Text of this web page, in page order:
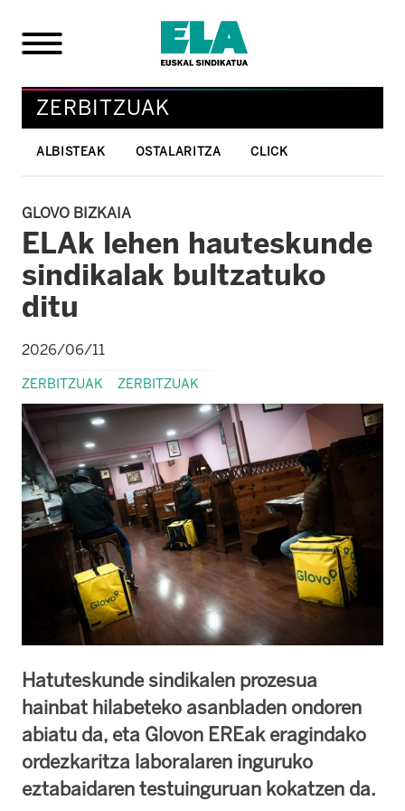
ZERBITZUAK
ALBISTEAK OSTALARITZA CLICK
GLOVO BIZKAIA
ELAk lehen hauteskunde
sindikalak bultzatuko
ditu
2026/06/11
ZERBITZUAK ZERBITZUAK
Hatuteskunde sindikalen prozesua
hainbat hilabeteko asanbladen ondoren
abiatu da, eta Glovon EREak eragindako
ordezkaritza laboralaren inguruko
eztabaidaren testuinguruan kokatzen da.